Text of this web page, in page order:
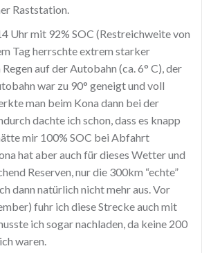
Raststation.
Uhr mit 92% SOC (Restreichweite von
Tag herrschte extrem starker
auf der Autobahn (ca. 6° C), der
war zu 90° geneigt und voll
man beim Kona dann bei der
dachte ich schon, dass es knapp
mir 100% SOC bei Abfahrt
hat aber auch für dieses Wetter und
Reserven, nur die 300km “echte”
dann natürlich nicht mehr aus. Vor
fuhr ich diese Strecke auch mit
ich sogar nachladen, da keine 200
waren.